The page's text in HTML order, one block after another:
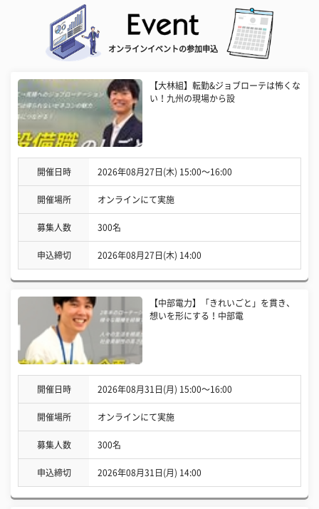
オンラインイベントの参加申込
【大林組】転勤&ジョブローテは怖くな
い！九州の現場から設
開催日時 2026年08月27日(木) 15:00〜16:00
開催場所 オンラインにて実施
募集人数 300名
申込締切 2026年08月27日(木) 14:00
【中部電力】「きれいごと」を貫き、
想いを形にする！中部電
開催日時 2026年08月31日(月) 15:00〜16:00
開催場所 オンラインにて実施
募集人数 300名
申込締切 2026年08月31日(月) 14:00